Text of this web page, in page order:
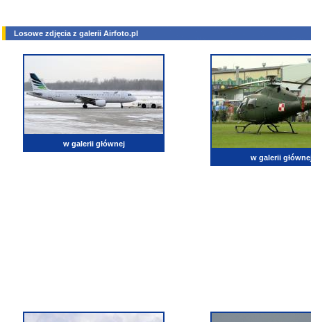
Losowe zdjęcia z galerii Airfoto.pl
w galerii głównej
w galerii